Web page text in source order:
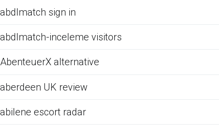
abdlmatch sign in
abdlmatch-inceleme visitors
AbenteuerX alternative
aberdeen UK review
abilene escort radar